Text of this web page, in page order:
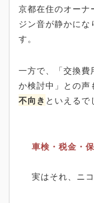
京都在住のオーナ
ジン音が静かにな
す。
一方で、「交換費
か検討中」との声
不向き といえるで
車検・税金・
実はそれ、ニ